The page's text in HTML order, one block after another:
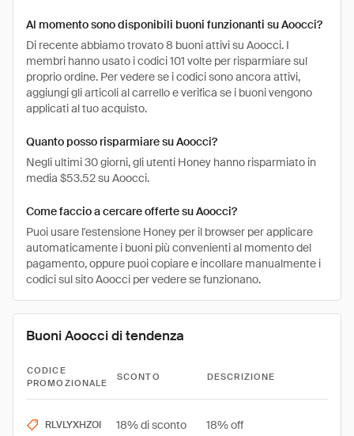
Al momento sono disponibili buoni funzionanti su Aoocci?
Di recente abbiamo trovato 8 buoni attivi su Aoocci. I
membri hanno usato i codici 101 volte per risparmiare sul
proprio ordine. Per vedere se i codici sono ancora attivi,
aggiungi gli articoli al carrello e verifica se i buoni vengono
applicati al tuo acquisto.
Quanto posso risparmiare su Aoocci?
Negli ultimi 30 giorni, gli utenti Honey hanno risparmiato in
media $53.52 su Aoocci.
Come faccio a cercare offerte su Aoocci?
Puoi usare l'estensione Honey per il browser per applicare
automaticamente i buoni più convenienti al momento del
pagamento, oppure puoi copiare e incollare manualmente i
codici sul sito Aoocci per vedere se funzionano.
Buoni Aoocci di tendenza
CODICE
PROMOZIONALE
SCONTO DESCRIZIONE
RLVLYXHZOI 18% di sconto 18% off